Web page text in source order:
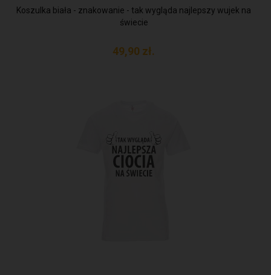
Koszulka biała - znakowanie - tak wygląda najlepszy wujek na
świecie
49,90 zł.